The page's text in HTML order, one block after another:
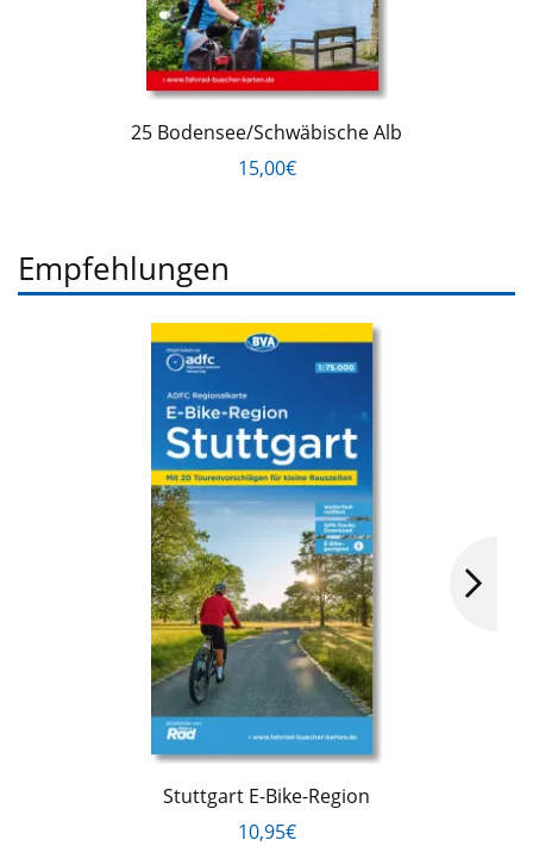
25 Bodensee/Schwäbische Alb
15,00€
Empfehlungen
Stuttgart E-Bike-Region
10,95€